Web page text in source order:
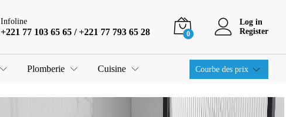
Infoline
+221 77 103 65 65 / +221 77 793 65 28 0
Log in
Register
Plomberie Cuisine Courbe des prix